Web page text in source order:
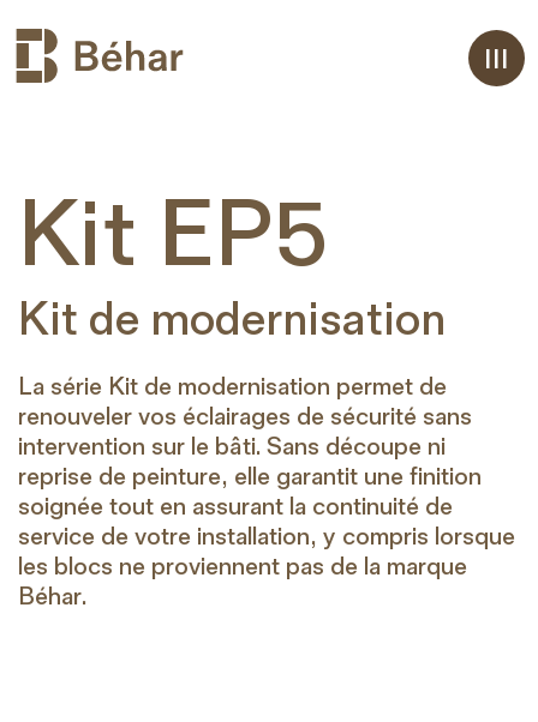
contenu
Kit EP5
Kit de modernisation
La série Kit de modernisation permet de
renouveler vos éclairages de sécurité sans
intervention sur le bâti. Sans découpe ni
reprise de peinture, elle garantit une finition
soignée tout en assurant la continuité de
service de votre installation, y compris lorsque
les blocs ne proviennent pas de la marque
Béhar.